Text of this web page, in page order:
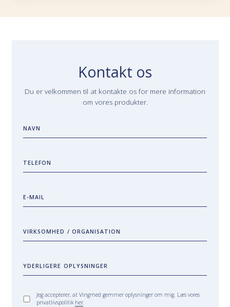
Kontakt os
Du er velkommen til at kontakte os for mere information
om vores produkter.
NAVN
TELEFON
E-MAIL
VIRKSOMHED / ORGANISATION
YDERLIGERE OPLYSNINGER
Jeg accepterer, at Vingmed gemmer oplysninger om mig. Læs vores
privatlivspolitik her.